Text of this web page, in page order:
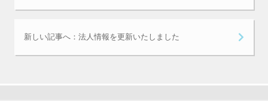
新しい記事へ：法人情報を更新いたしました